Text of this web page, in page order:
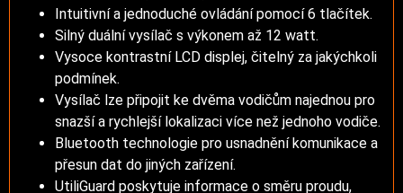
Intuitivní a jednoduché ovládání pomocí 6 tlačítek.
Silný duální vysílač s výkonem až 12 watt.
Vysoce kontrastní LCD displej, čitelný za jakýchkoli
podmínek.
Vysílač lze připojit ke dvěma vodičům najednou pro
snazší a rychlejší lokalizaci více než jednoho vodiče.
Bluetooth technologie pro usnadnění komunikace a
přesun dat do jiných zařízení.
UtiliGuard poskytuje informace o směru proudu,